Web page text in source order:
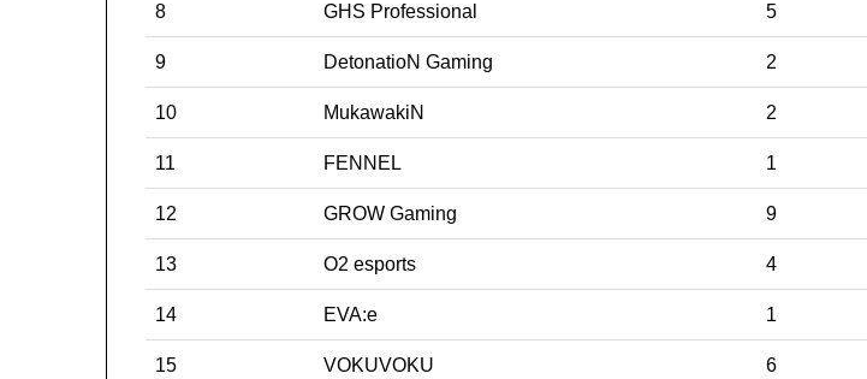
8 GHS Professional 5
9 DetonatioN Gaming 2
10 MukawakiN 2
11 FENNEL 1
12 GROW Gaming 9
13 O2 esports 4
14 EVA:e 1
15 VOKUVOKU 6